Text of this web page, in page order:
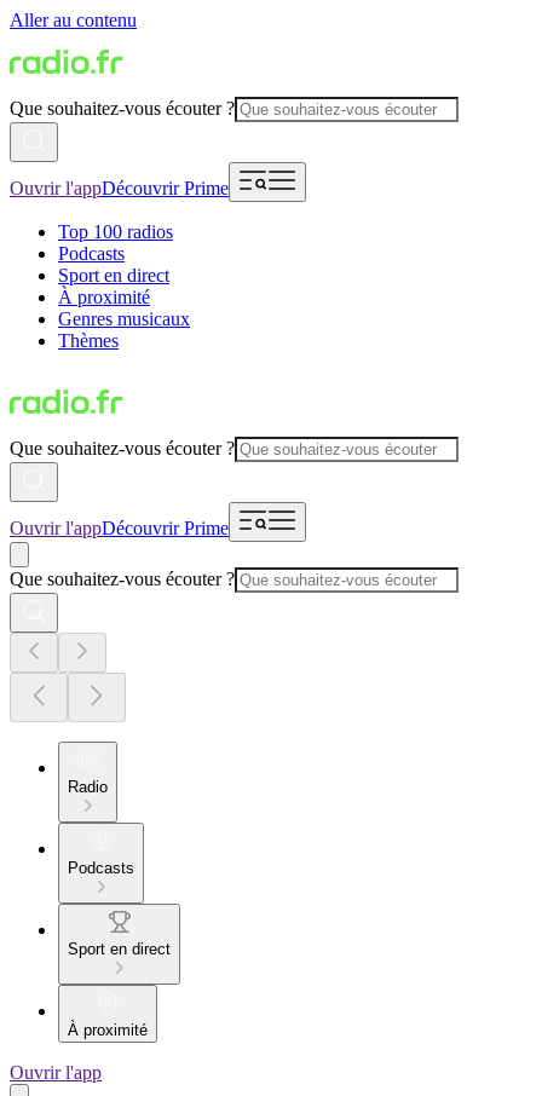
Aller au contenu
Que souhaitez-vous écouter ?
Ouvrir l'appDécouvrir Prime
Top 100 radios
Podcasts
Sport en direct
À proximité
Genres musicaux
Thèmes
Que souhaitez-vous écouter ?
Ouvrir l'appDécouvrir Prime
Que souhaitez-vous écouter ?
Radio
Podcasts
Sport en direct
À proximité
Ouvrir l'app